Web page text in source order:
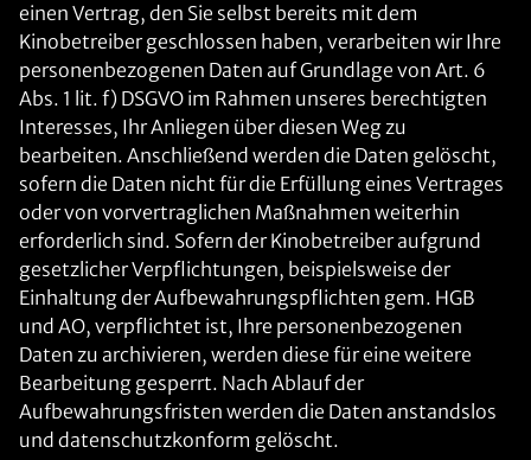
einen Vertrag, den Sie selbst bereits mit dem
Kinobetreiber geschlossen haben, verarbeiten wir Ihre
personenbezogenen Daten auf Grundlage von Art. 6
Abs. 1 lit. f) DSGVO im Rahmen unseres berechtigten
Interesses, Ihr Anliegen über diesen Weg zu
bearbeiten. Anschließend werden die Daten gelöscht,
sofern die Daten nicht für die Erfüllung eines Vertrages
oder von vorvertraglichen Maßnahmen weiterhin
erforderlich sind. Sofern der Kinobetreiber aufgrund
gesetzlicher Verpflichtungen, beispielsweise der
Einhaltung der Aufbewahrungspflichten gem. HGB
und AO, verpflichtet ist, Ihre personenbezogenen
Daten zu archivieren, werden diese für eine weitere
Bearbeitung gesperrt. Nach Ablauf der
Aufbewahrungsfristen werden die Daten anstandslos
und datenschutzkonform gelöscht.